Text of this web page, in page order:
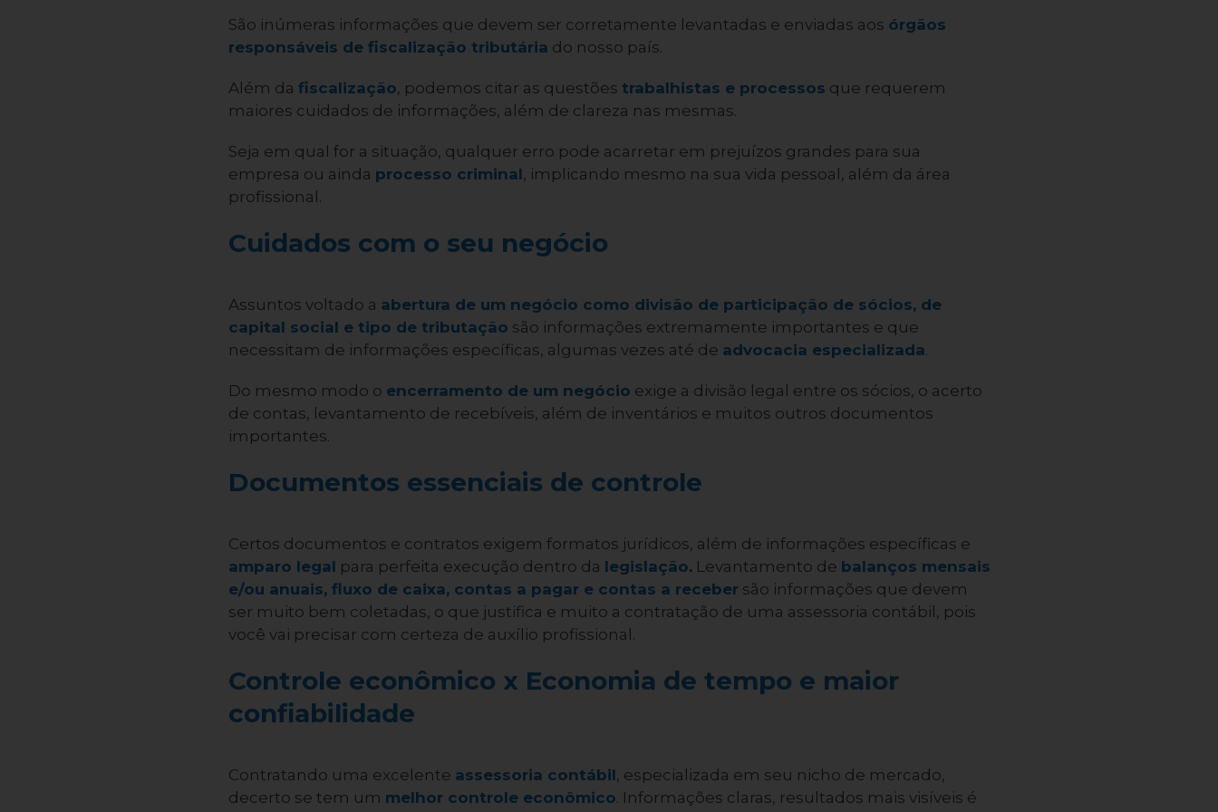
São inúmeras informações que devem ser corretamente levantadas e enviadas aos órgãos
responsáveis de fiscalização tributária do nosso país.
Além da fiscalização, podemos citar as questões trabalhistas e processos que requerem
maiores cuidados de informações, além de clareza nas mesmas.
Seja em qual for a situação, qualquer erro pode acarretar em prejuízos grandes para sua
empresa ou ainda processo criminal, implicando mesmo na sua vida pessoal, além da área
profissional.
Cuidados com o seu negócio
Assuntos voltado a abertura de um negócio como divisão de participação de sócios, de
capital social e tipo de tributação são informações extremamente importantes e que
necessitam de informações específicas, algumas vezes até de advocacia especializada.
Do mesmo modo o encerramento de um negócio exige a divisão legal entre os sócios, o acerto
de contas, levantamento de recebíveis, além de inventários e muitos outros documentos
importantes.
Documentos essenciais de controle
Certos documentos e contratos exigem formatos jurídicos, além de informações específicas e
amparo legal para perfeita execução dentro da legislação.Levantamento de balanços mensais
e/ou anuais, fluxo de caixa, contas a pagar e contas a receber são informações que devem
ser muito bem coletadas, o que justifica e muito a contratação de uma assessoria contábil, pois
você vai precisar com certeza de auxílio profissional.
Controle econômico x Economia de tempo e maior
confiabilidade
Contratando uma excelente assessoria contábil, especializada em seu nicho de mercado,
decerto se tem um melhor controle econômico. Informações claras, resultados mais visíveis é